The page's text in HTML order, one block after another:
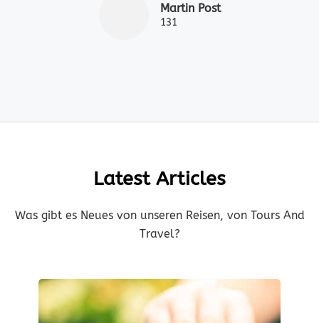
Martin Post
131
Latest Articles
Was gibt es Neues von unseren Reisen, von Tours And
Travel?